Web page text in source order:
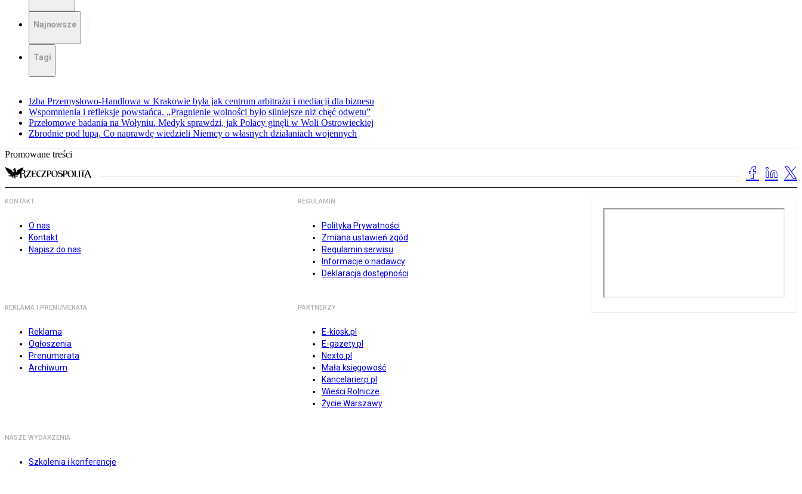
Najnowsze
Tagi
Izba Przemysłowo-Handlowa w Krakowie była jak centrum arbitrażu i mediacji dla biznesu
Wspomnienia i refleksje powstańca. „Pragnienie wolności było silniejsze niż chęć odwetu”
Przełomowe badania na Wołyniu. Medyk sprawdzi, jak Polacy ginęli w Woli Ostrowieckiej
Zbrodnie pod lupą. Co naprawdę wiedzieli Niemcy o własnych działaniach wojennych
Promowane treści
KONTAKT
O nas
Kontakt
Napisz do nas
REGULAMIN
Polityka Prywatności
Zmiana ustawień zgód
Regulamin serwisu
Informacje o nadawcy
Deklaracja dostępności
REKLAMA I PRENUMERATA
Reklama
Ogłoszenia
Prenumerata
Archiwum
PARTNERZY
E-kiosk.pl
E-gazety.pl
Nexto.pl
Mała księgowość
Kancelarierp.pl
Wieści Rolnicze
Życie Warszawy
NASZE WYDARZENIA
Szkolenia i konferencje